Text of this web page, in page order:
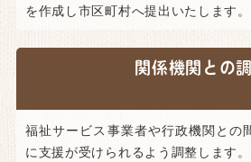
を作成し市区町村へ提出いたします。
関係機関との
福祉サービス事業者や行政機関との
に支援が受けられるよう調整します。